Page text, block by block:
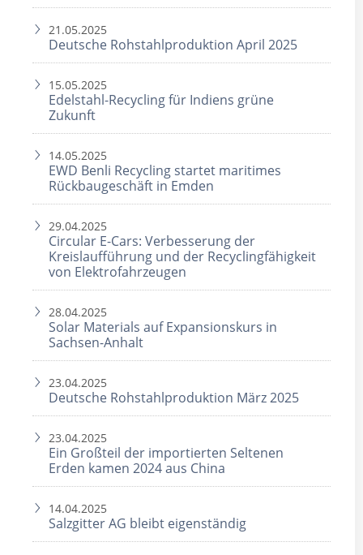
21.05.2025
Deutsche Rohstahlproduktion April 2025
15.05.2025
Edelstahl-Recycling für Indiens grüne
Zukunft
14.05.2025
EWD Benli Recycling startet maritimes
Rückbaugeschäft in Emden
29.04.2025
Circular E-Cars: Verbesserung der
Kreislaufführung und der Recyclingfähigkeit
von Elektrofahrzeugen
28.04.2025
Solar Materials auf Expansionskurs in
Sachsen-Anhalt
23.04.2025
Deutsche Rohstahlproduktion März 2025
23.04.2025
Ein Großteil der importierten Seltenen
Erden kamen 2024 aus China
14.04.2025
Salzgitter AG bleibt eigenständig